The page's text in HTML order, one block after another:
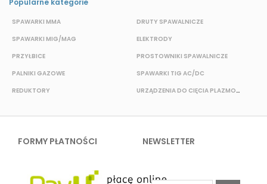
Popularne kategorie
SPAWARKI MMA
SPAWARKI MIG/MAG
PRZYŁBICE
PALNIKI GAZOWE
REDUKTORY
DRUTY SPAWALNICZE
ELEKTRODY
PROSTOWNIKI SPAWALNICZE
SPAWARKI TIG AC/DC
URZĄDZENIA DO CIĘCIA PLAZMOWEGO
FORMY PŁATNOŚCI NEWSLETTER